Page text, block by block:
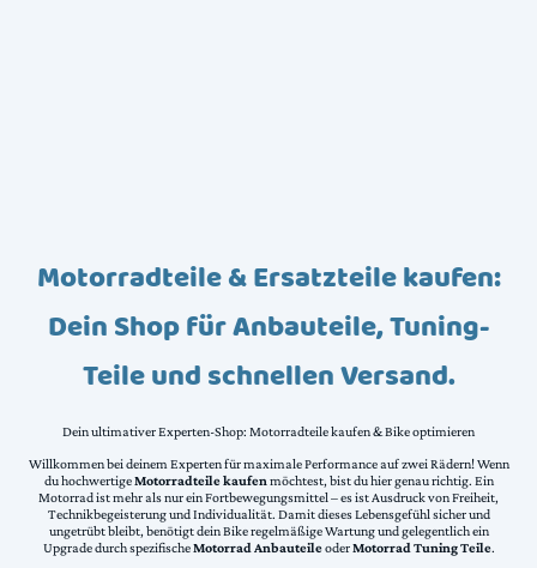
Motorradteile & Ersatzteile kaufen:
Dein Shop für Anbauteile, Tuning-
Teile und schnellen Versand.
Dein ultimativer Experten-Shop: Motorradteile kaufen & Bike optimieren
Willkommen bei deinem Experten für maximale Performance auf zwei Rädern! Wenn
du hochwertigeMotorradteile kaufen möchtest, bist du hier genau richtig. Ein
Motorrad ist mehr als nur ein Fortbewegungsmittel – es ist Ausdruck von Freiheit,
Technikbegeisterung und Individualität. Damit dieses Lebensgefühl sicher und
ungetrübt bleibt, benötigt dein Bike regelmäßige Wartung und gelegentlich ein
Upgrade durch spezifischeMotorrad AnbauteileoderMotorrad Tuning Teile.